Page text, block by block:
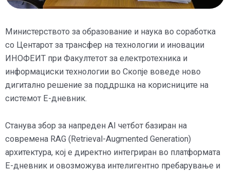
Министерството за образование и наука во соработка
со Центарот за трансфер на технологии и иновации
ИНОФЕИТ при Факултетот за електротехника и
информациски технологии во Скопје воведе ново
дигитално решение за поддршка на корисниците на
системот Е-дневник.
Станува збор за напреден AI четбот базиран на
современа RAG (Retrieval-Augmented Generation)
архитектура, кој е директно интегриран во платформата
Е-дневник и овозможува интелигентно пребарување и